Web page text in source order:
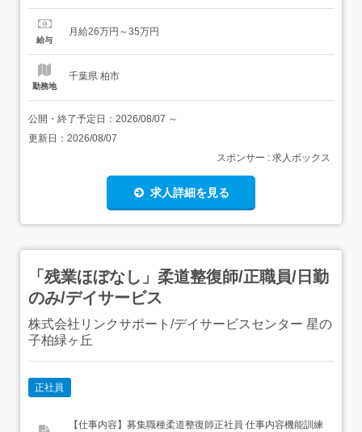
格手当:4,000〜7,000円扶養手当:5,000〜35,000円土日祝日
>賞与あり年2回合計...
給与
月給26万円～35万円
勤務地
千葉県 柏市
公開・終了予定日： 2026/08/07 ～
更新日： 2026/08/07
スポンサー : 求人ボックス
求人詳細を見る
「残業ほぼなし」柔道整復師/正職員/日勤
のみ/デイサービス
株式会社リンクサポート/デイサービスセンター 星の
子柏緑ヶ丘
正社員
【仕事内容】募集職種柔道整復師正社員 仕事内容機能訓練